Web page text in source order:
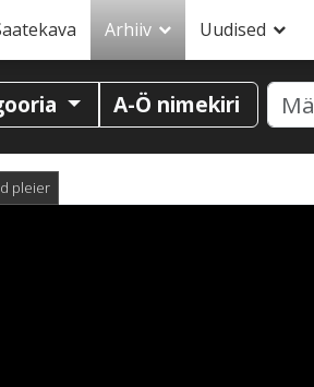
Arhiiv Uudised
A-Ö nimekiri
pleier